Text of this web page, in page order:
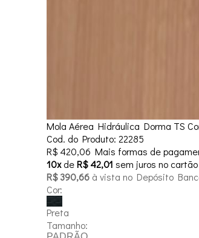
Mola Aérea Hidráulica Dorma TS
Cod. do Produto: 22285
R$ 420,06 Mais formas de
10xdeR$ 42,01 sem juros no
R$ 390,66 à vista no Depósito
Cor:
Preta
Tamanho: